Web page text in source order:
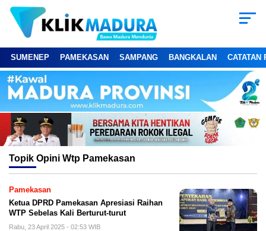
SUMENEP PAMEKASAN SAMPANG BANGKALAN CATATAN
Topik Opini Wtp Pamekasan
Pamekasan
Ketua DPRD Pamekasan Apresiasi Raihan
WTP Sebelas Kali Berturut-turut
Rabu, 23 April 2025 - 02:53 WIB